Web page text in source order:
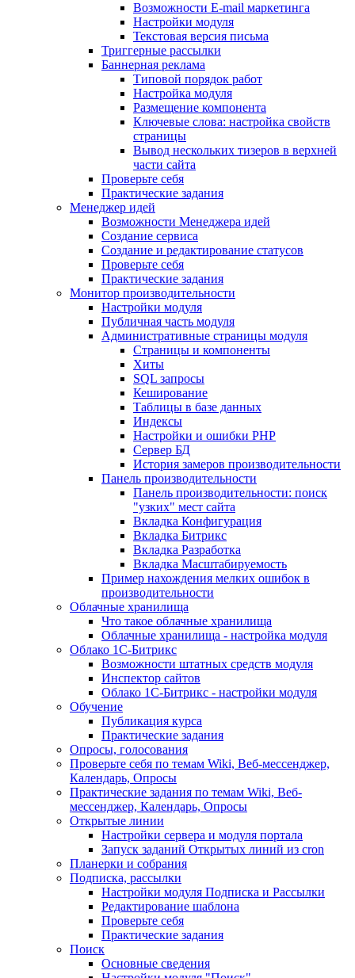
Возможности E-mail маркетинга
Настройки модуля
Текстовая версия письма
Триггерные рассылки
Баннерная реклама
Типовой порядок работ
Настройка модуля
Размещение компонента
Ключевые слова: настройка свойств
страницы
Вывод нескольких тизеров в верхней
части сайта
Проверьте себя
Практические задания
Менеджер идей
Возможности Менеджера идей
Создание сервиса
Создание и редактирование статусов
Проверьте себя
Практические задания
Монитор производительности
Настройки модуля
Публичная часть модуля
Административные страницы модуля
Страницы и компоненты
Хиты
SQL запросы
Кеширование
Таблицы в базе данных
Индексы
Настройки и ошибки PHP
Сервер БД
История замеров производительности
Панель производительности
Панель производительности: поиск
"узких" мест сайта
Вкладка Конфигурация
Вкладка Битрикс
Вкладка Разработка
Вкладка Масштабируемость
Пример нахождения мелких ошибок в
производительности
Облачные хранилища
Что такое облачные хранилища
Облачные хранилища - настройка модуля
Облако 1С-Битрикс
Возможности штатных средств модуля
Инспектор сайтов
Облако 1С-Битрикс - настройки модуля
Обучение
Публикация курса
Практические задания
Опросы, голосования
Проверьте себя по темам Wiki, Веб-мессенджер,
Календарь, Опросы
Практические задания по темам Wiki, Веб-
мессенджер, Календарь, Опросы
Открытые линии
Настройки сервера и модуля портала
Запуск заданий Открытых линий из cron
Планерки и собрания
Подписка, рассылки
Настройки модуля Подписка и Рассылки
Редактирование шаблона
Проверьте себя
Практические задания
Поиск
Основные сведения